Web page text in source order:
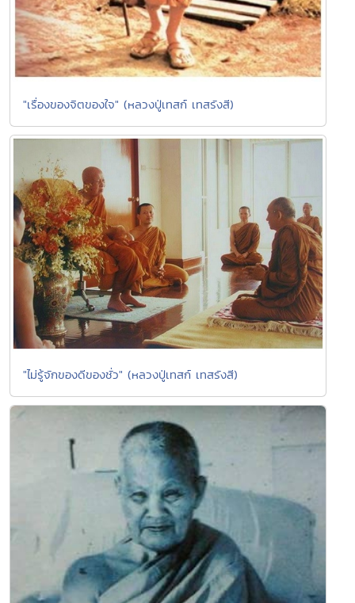
"เรื่องของจิตของใจ" (หลวงปู่เทสก์ เทสรังสี)
"ไม่รู้จักของดีของชั่ว" (หลวงปู่เทสก์ เทสรังสี)